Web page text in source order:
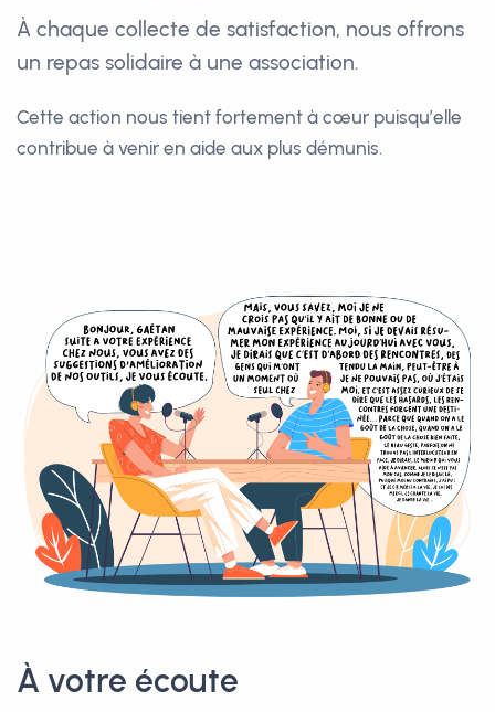
À chaque collecte de satisfaction, nous offrons
un repas solidaire à une association.
Cette action nous tient fortement à cœur puisqu’elle
contribue à venir en aide aux plus démunis.
À votre écoute